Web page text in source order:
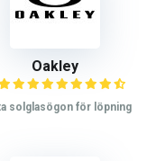
Oakley
solglasögon för löpning